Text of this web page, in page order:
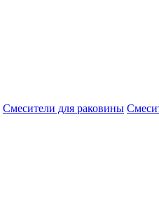
Смесители для раковины